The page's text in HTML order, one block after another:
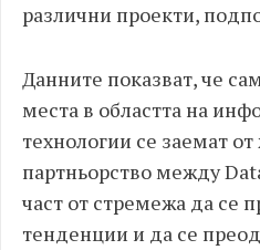
различни проекти,
Данните показват, че
места в областта на
технологии се заемат
партньорство между
част от стремежа да се
тенденции и да се